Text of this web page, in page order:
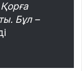
Бұл –